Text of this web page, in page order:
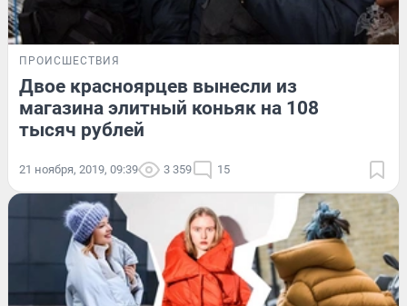
ПРОИСШЕСТВИЯ
Двое красноярцев вынесли из
магазина элитный коньяк на 108
тысяч рублей
21 ноября, 2019, 09:39 3 359 15